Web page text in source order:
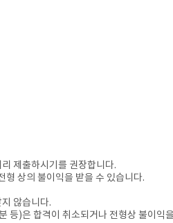
제출하시기를 권장합니다.
형 상의 불이익을 받을 수 있습니다.
않습니다.
등)은 합격이 취소되거나 전형상 불이익